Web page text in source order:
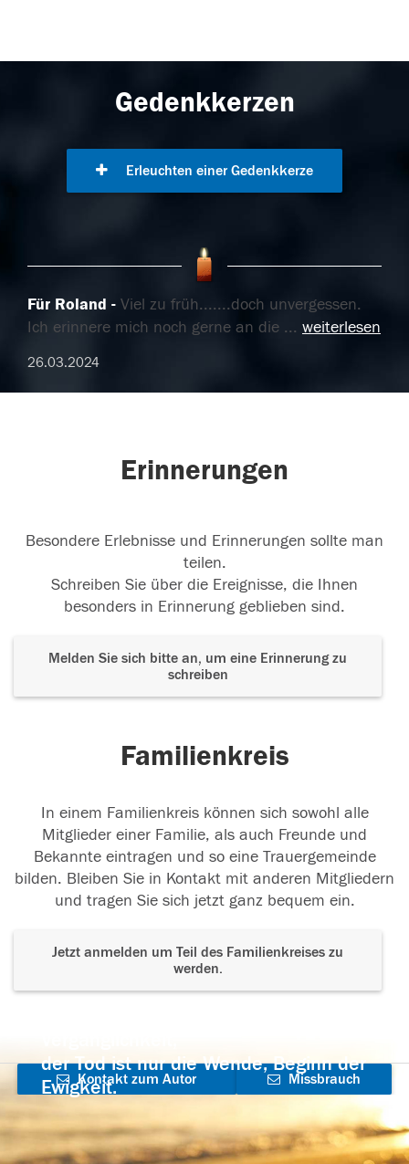
Gedenkkerzen
Erleuchten einer Gedenkkerze
Für Roland
Viel zu früh.......doch unvergessen.
Ich erinnere mich noch gerne an die ... weiterlesen
26.03.2024
Erinnerungen
Besondere Erlebnisse und Erinnerungen sollte man
teilen.
Schreiben Sie über die Ereignisse, die Ihnen
besonders in Erinnerung geblieben sind.
Melden Sie sich bitte an, um eine Erinnerung zu
schreiben
Familienkreis
In einem Familienkreis können sich sowohl alle
Mitglieder einer Familie, als auch Freunde und
Bekannte eintragen und so eine Trauergemeinde
bilden. Bleiben Sie in Kontakt mit anderen Mitgliedern
und tragen Sie sich jetzt ganz bequem ein.
Jetzt anmelden um Teil des Familienkreises zu
werden.
der Tod ist nur die Wende, Beginn der
Ewigkeit.
Kontakt zum Autor
aufnehmen
Missbrauch